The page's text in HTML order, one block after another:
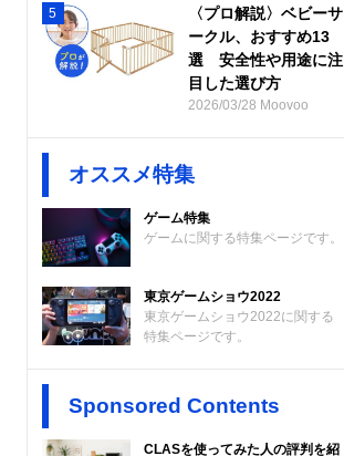
5
〈プロ解説〉ベビーサ
ークル、おすすめ13
選 安全性や用途に注
目した選び方
2026/03/28 Moovoo
オススメ特集
ゲーム特集
ゲームに関する特集ページです。
東京ゲームショウ2022
東京ゲームショウ2022に関する
特集ページです。
Sponsored Contents
CLASを使ってみた人の評判を紹